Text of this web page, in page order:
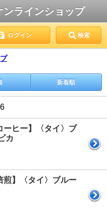
ンラインショップ
ログイン 検索
新着順
ーヒー】〈タイ〉ブ
カ
煎】〈タイ〉ブルー